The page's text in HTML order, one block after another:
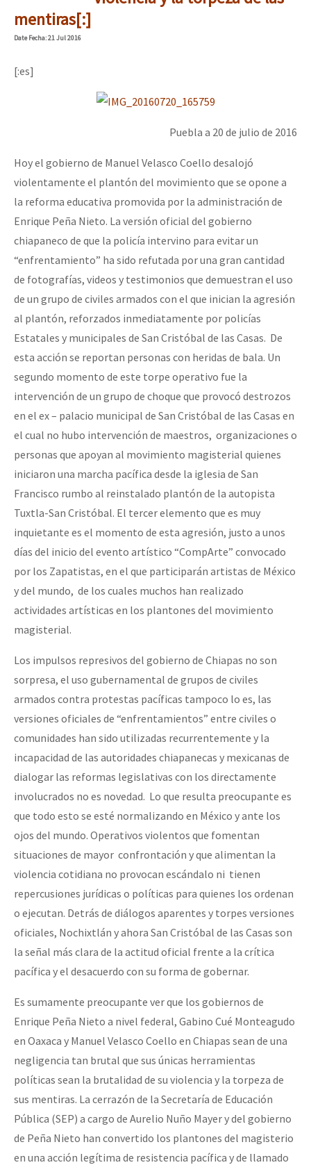
mentiras[:]
DateFecha: 21 Jul 2016
[:es]
Puebla a 20 de julio de 2016
Hoy el gobierno de Manuel Velasco Coello desalojó
violentamente el plantón del movimiento que se opone a
la reforma educativa promovida por la administración de
Enrique Peña Nieto. La versión oficial del gobierno
chiapaneco de que la policía intervino para evitar un
“enfrentamiento” ha sido refutada por una gran cantidad
de fotografías, videos y testimonios que demuestran el uso
de un grupo de civiles armados con el que inician la agresión
al plantón, reforzados inmediatamente por policías
Estatales y municipales de San Cristóbal de las Casas. De
esta acción se reportan personas con heridas de bala. Un
segundo momento de este torpe operativo fue la
intervención de un grupo de choque que provocó destrozos
en el ex – palacio municipal de San Cristóbal de las Casas en
el cual no hubo intervención de maestros, organizaciones o
personas que apoyan al movimiento magisterial quienes
iniciaron una marcha pacífica desde la iglesia de San
Francisco rumbo al reinstalado plantón de la autopista
Tuxtla-San Cristóbal. El tercer elemento que es muy
inquietante es el momento de esta agresión, justo a unos
días del inicio del evento artístico “CompArte” convocado
por los Zapatistas, en el que participarán artistas de México
y del mundo, de los cuales muchos han realizado
actividades artísticas en los plantones del movimiento
magisterial.
Los impulsos represivos del gobierno de Chiapas no son
sorpresa, el uso gubernamental de grupos de civiles
armados contra protestas pacíficas tampoco lo es, las
versiones oficiales de “enfrentamientos” entre civiles o
comunidades han sido utilizadas recurrentemente y la
incapacidad de las autoridades chiapanecas y mexicanas de
dialogar las reformas legislativas con los directamente
involucrados no es novedad. Lo que resulta preocupante es
que todo esto se esté normalizando en México y ante los
ojos del mundo. Operativos violentos que fomentan
situaciones de mayor confrontación y que alimentan la
violencia cotidiana no provocan escándalo ni tienen
repercusiones jurídicas o políticas para quienes los ordenan
o ejecutan. Detrás de diálogos aparentes y torpes versiones
oficiales, Nochixtlán y ahora San Cristóbal de las Casas son
la señal más clara de la actitud oficial frente a la crítica
pacífica y el desacuerdo con su forma de gobernar.
Es sumamente preocupante ver que los gobiernos de
Enrique Peña Nieto a nivel federal, Gabino Cué Monteagudo
en Oaxaca y Manuel Velasco Coello en Chiapas sean de una
negligencia tan brutal que sus únicas herramientas
políticas sean la brutalidad de su violencia y la torpeza de
sus mentiras. La cerrazón de la Secretaría de Educación
Pública (SEP) a cargo de Aurelio Nuño Mayer y del gobierno
de Peña Nieto han convertido los plantones del magisterio
en una acción legítima de resistencia pacífica y de llamado